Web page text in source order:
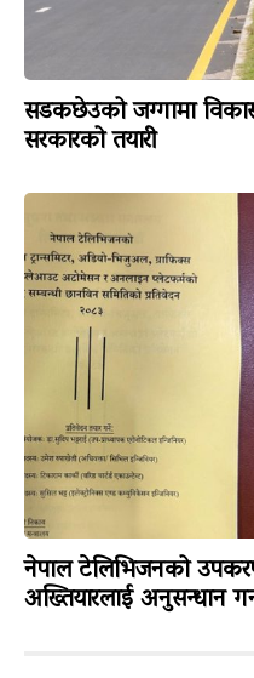
सडकछेउको जग्गामा
सरकारको तयारी
नेपाल टेलिभिजनको
अख्तियारलाई अनुसन्धान